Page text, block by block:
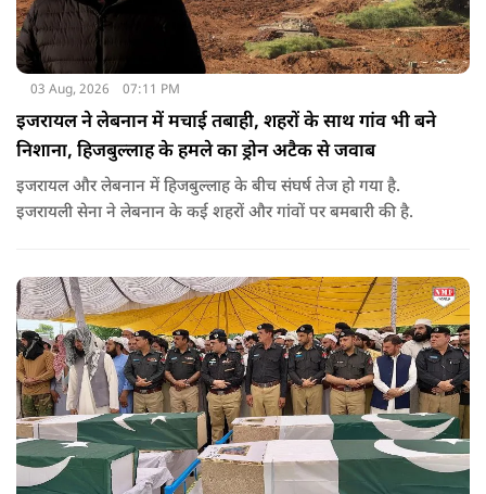
03 Aug, 2026 07:11 PM
इजरायल ने लेबनान में मचाई तबाही, शहरों के साथ गांव भी बने
निशाना, हिजबुल्लाह के हमले का ड्रोन अटैक से जवाब
इजरायल और लेबनान में हिजबुल्लाह के बीच संघर्ष तेज हो गया है.
इजरायली सेना ने लेबनान के कई शहरों और गांवों पर बमबारी की है.